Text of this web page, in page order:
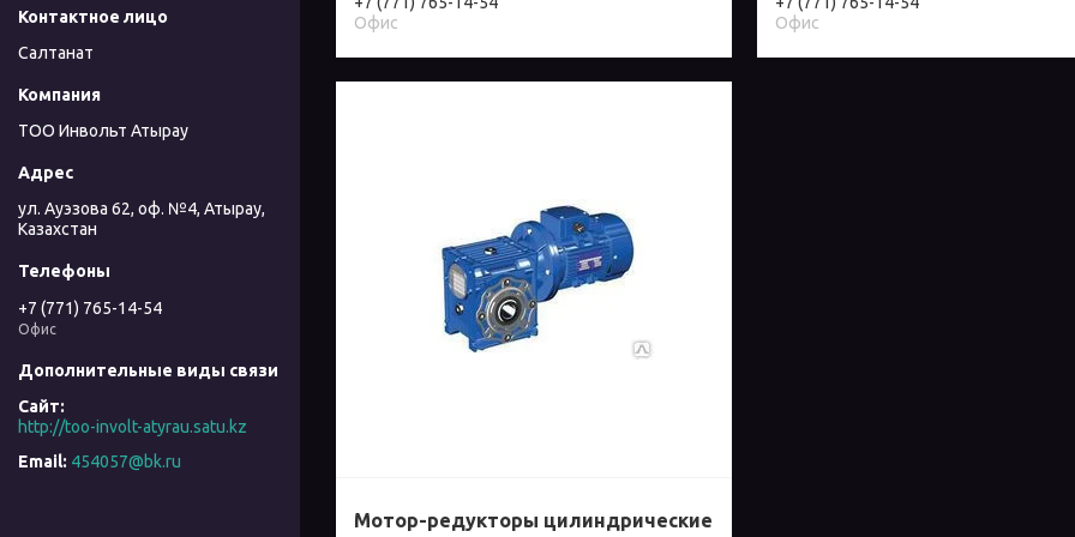
Офис
Офис
Мотор-редукторы цилиндрические
Салтанат
ТОО Инвольт Атырау
ул. Ауэзова 62, оф. №4, Атырау,
Казахстан
+7 (771) 765-14-54
Офис
http://too-involt-atyrau.satu.kz
454057@bk.ru